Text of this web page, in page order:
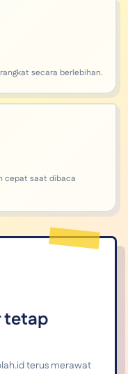
secara berlebihan.
cepat saat dibaca
tetap
terus merawat